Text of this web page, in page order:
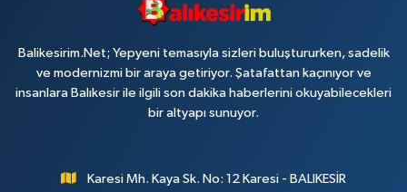
Balikesirim.Net; Yepyeni temasıyla sizleri buluştururken, sadelik
ve modernizmi bir araya getiriyor. Şatafattan kaçınıyor ve
insanlara Balıkesir ile ilgili son dakika haberlerini okuyabilecekleri
bir altyapı sunuyor.
Karesi Mh. Kaya Sk. No: 12 Karesi - BALIKESİR